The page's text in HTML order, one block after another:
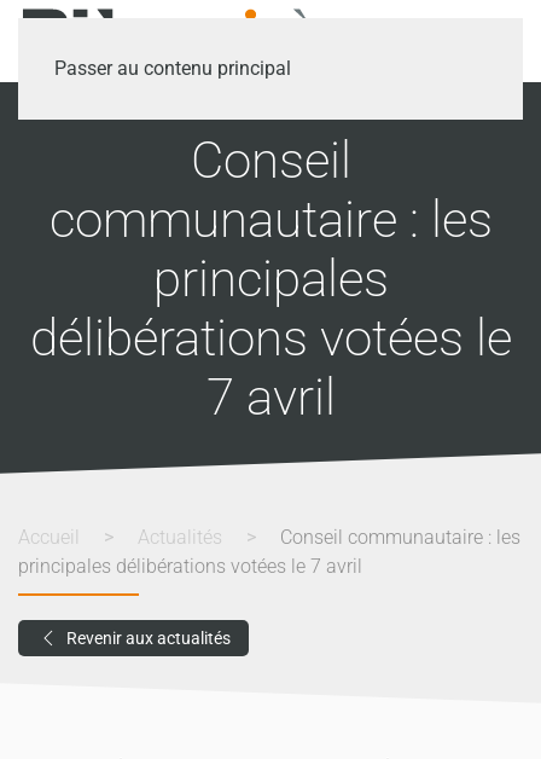
Passer au contenu principal
Conseil
communautaire : les
principales
délibérations votées le
7 avril
Accueil Actualités
Conseil communautaire : les
principales délibérations votées le 7 avril
Revenir aux actualités